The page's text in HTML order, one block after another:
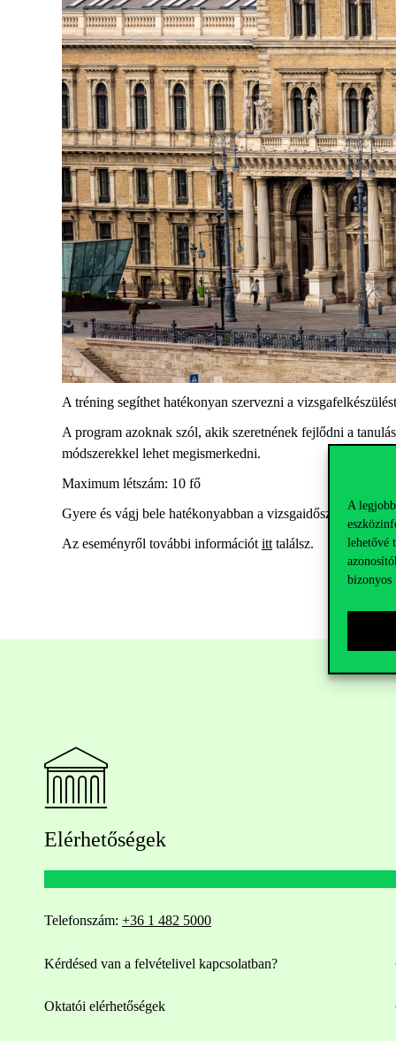
A
lehetővé
bizonyos
A tréning segíthet hatékonyan szervezni a
A program azoknak szól, akik szeretnének fejlődni a
módszerekkel lehet megismerkedni.
Maximum létszám: 10 fő
Gyere és vágj bele hatékonyabban a vizsgaidőszakba!
Az eseményről további információt itt találsz.
Elérhetőségek
Telefonszám: +36 1 482 5000
Kérdésed van a felvételivel kapcsolatban?
Oktatói elérhetőségek